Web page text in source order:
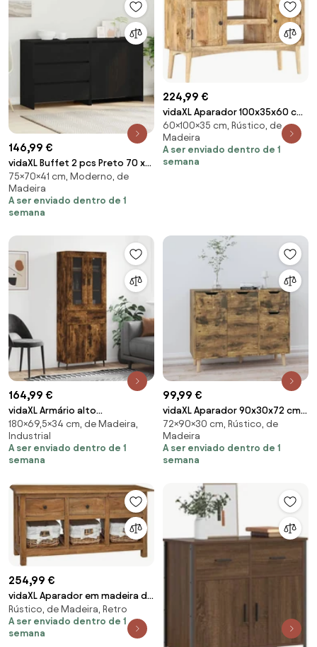
146,99 €
vidaXL Buffet 2 pcs Preto 70 x
41 x 75 cm Madeira processada
75×70×41 cm, Moderno, de
Madeira
A ser enviado dentro de 1
semana
224,99 €
vidaXL Aparador 100x35x60 cm
madeira de mangueira maciça
60×100×35 cm, Rústico, de
Madeira
A ser enviado dentro de 1
semana
164,99 €
vidaXL Armário alto
69,5x34x180 cm madeira
processada carvalho fumado
180×69,5×34 cm, de Madeira,
Industrial
A ser enviado dentro de 1
semana
99,99 €
vidaXL Aparador 90x30x72 cm
derivados de madeira carvalho
fumado
72×90×30 cm, Rústico, de
Madeira
A ser enviado dentro de 1
semana
254,99 €
vidaXL Aparador em madeira de
mogno maciça 100x30x50 cm
Rústico, de Madeira, Retro
A ser enviado dentro de 1
semana